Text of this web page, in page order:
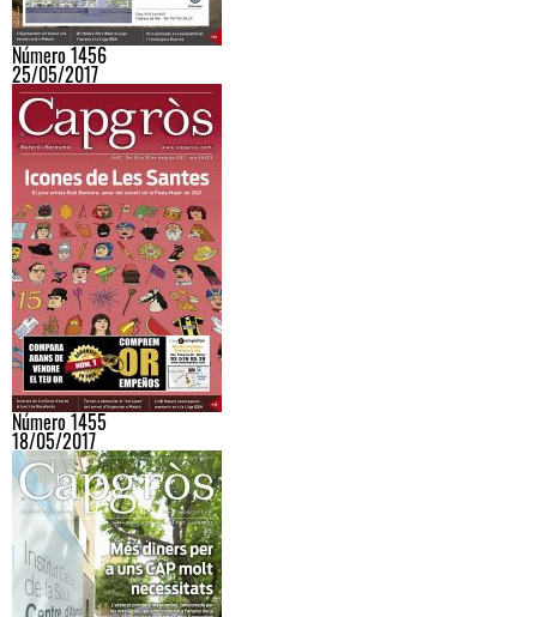
Número 1456
25/05/2017
Número 1455
18/05/2017